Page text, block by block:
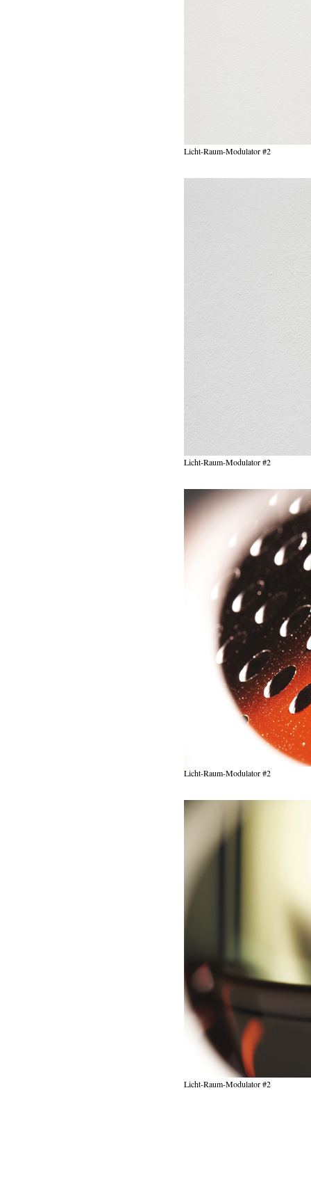
Licht-Raum-Modulator #2
Licht-Raum-Modulator #2
Licht-Raum-Modulator #2
Licht-Raum-Modulator #2